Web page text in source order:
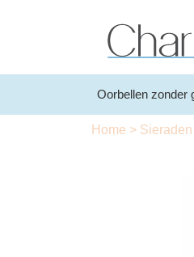
Oorbellen zonder
Home > Sieraden